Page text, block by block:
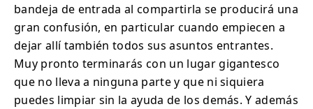
bandeja de entrada al compartirla se producirá una
gran confusión, en particular cuando empiecen a
dejar allí también todos sus asuntos entrantes.
Muy pronto terminarás con un lugar gigantesco
que no lleva a ninguna parte y que ni siquiera
puedes limpiar sin la ayuda de los demás. Y además